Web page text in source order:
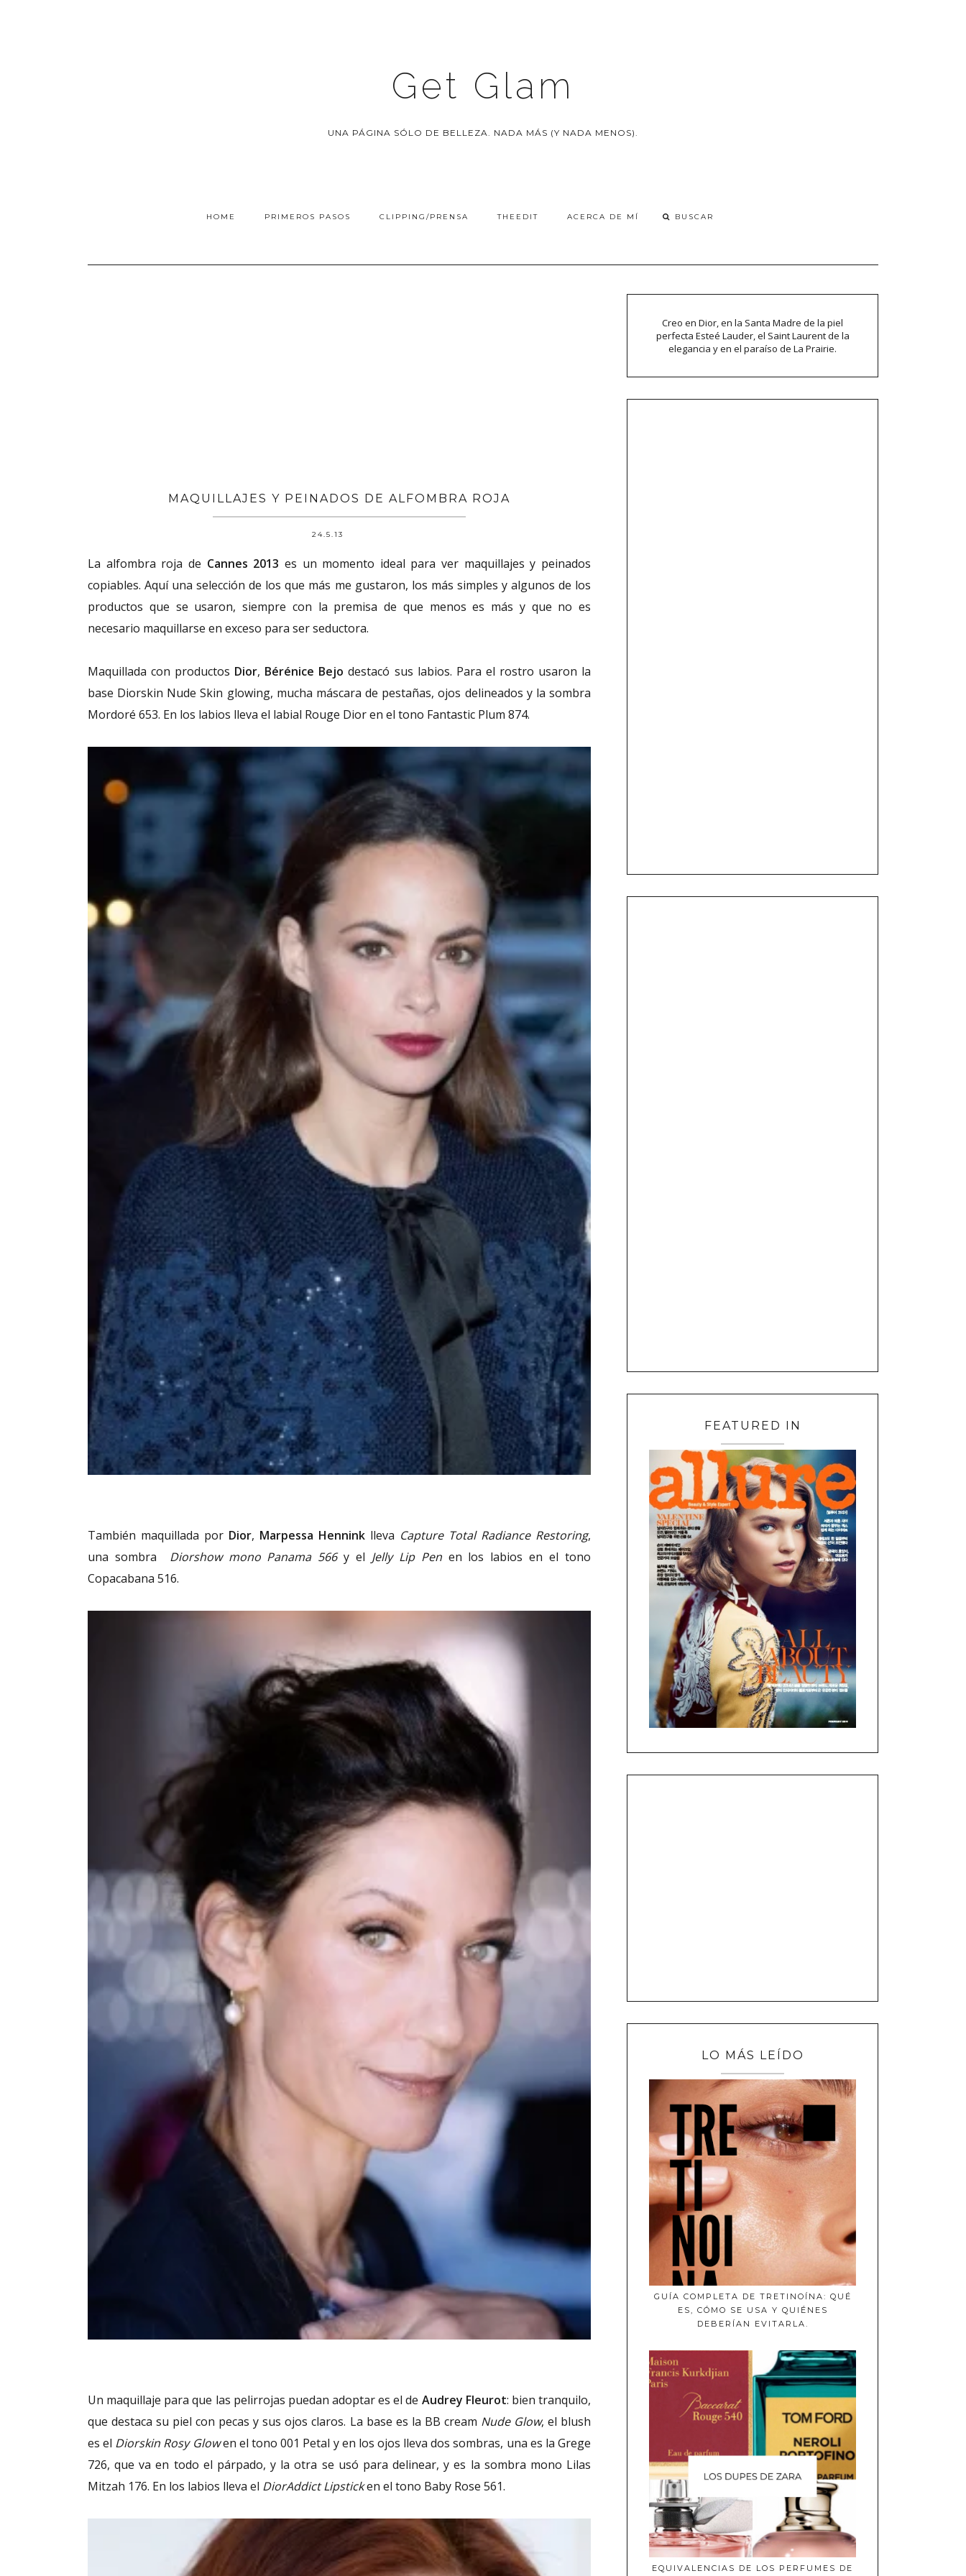
Get Glam
UNA PÁGINA SÓLO DE BELLEZA. NADA MÁS (Y NADA MENOS).
HOME PRIMEROS PASOS CLIPPING/PRENSA THEEDIT ACERCA DE MÍ
MAQUILLAJES Y PEINADOS DE ALFOMBRA ROJA
24.5.13
La alfombra roja de Cannes 2013 es un momento ideal para ver maquillajes y peinados
copiables. Aquí una selección de los que más me gustaron, los más simples y algunos de los
productos que se usaron, siempre con la premisa de que menos es más y que no es
necesario maquillarse en exceso para ser seductora.
Maquillada con productos Dior, Bérénice Bejo destacó sus labios. Para el rostro usaron la
base Diorskin Nude Skin glowing, mucha máscara de pestañas, ojos delineados y la sombra
Mordoré 653. En los labios lleva el labial Rouge Dior en el tono Fantastic Plum 874.
También maquillada por Dior, Marpessa Hennink lleva Capture Total Radiance Restoring,
una sombra Diorshow mono Panama 566y el Jelly Lip Penen los labios en el tono
Copacabana 516.
Un maquillaje para que las pelirrojas puedan adoptar es el de Audrey Fleurot: bien tranquilo,
que destaca su piel con pecas y sus ojos claros. La base es la BB cream Nude Glow, el blush
es el Diorskin Rosy Glowen el tono 001 Petal y en los ojos lleva dos sombras, una es la Grege
726, que va en todo el párpado, y la otra se usó para delinear, y es la sombra mono Lilas
Mitzah 176. En los labios lleva el DiorAddict Lipsticken el tono Baby Rose 561.
Creo en Dior, en la Santa Madre de la piel
perfecta Esteé Lauder, el Saint Laurent de la
elegancia y en el paraíso de La Prairie.
FEATURED IN
LO MÁS LEÍDO
GUÍA COMPLETA DE TRETINOÍNA: QUÉ
ES, CÓMO SE USA Y QUIÉNES
DEBERÍAN EVITARLA.
EQUIVALENCIAS DE LOS PERFUMES DE